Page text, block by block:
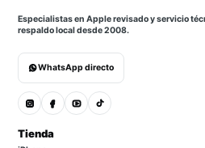
Especialistas en Apple revisado y servicio
respaldo local desde 2008.
WhatsApp directo
Tienda